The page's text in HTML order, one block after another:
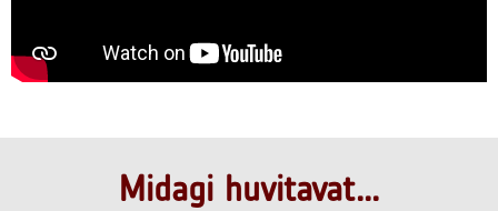
Midagi huvitavat...